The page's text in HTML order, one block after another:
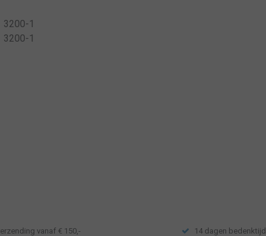
3200-1
3200-1
vanaf € 150,- 14 dagen bedenktijd